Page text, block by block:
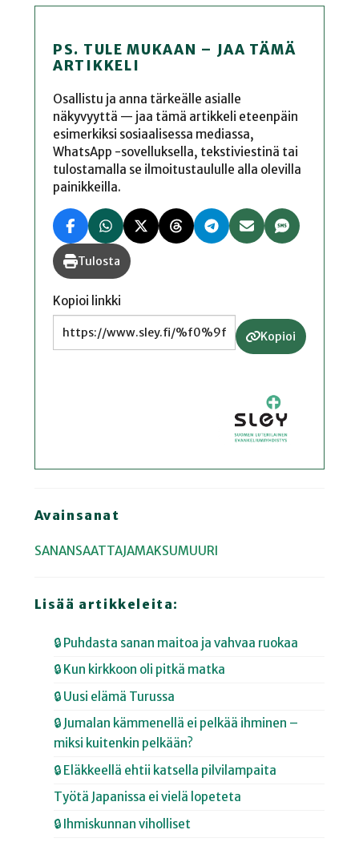
PS. TULE MUKAAN – JAA TÄMÄ
ARTIKKELI
Osallistu ja anna tärkeälle asialle
näkyvyyttä — jaa tämä artikkeli eteenpäin
esimerkiksi sosiaalisessa mediassa,
WhatsApp -sovelluksella, tekstiviestinä tai
tulostamalla se ilmoitustaululle alla olevilla
painikkeilla.
Tulosta
Kopioi linkki
Kopioi
Avainsanat
SANANSAATTAJAMAKSUMUURI
Lisää artikkeleita:
🔒 Puhdasta sanan maitoa ja vahvaa ruokaa
🔒 Kun kirkkoon oli pitkä matka
🔒 Uusi elämä Turussa
🔒 Jumalan kämmenellä ei pelkää ihminen –
miksi kuitenkin pelkään?
🔒 Eläkkeellä ehtii katsella pilvilampaita
Työtä Japanissa ei vielä lopeteta
🔒 Ihmiskunnan viholliset